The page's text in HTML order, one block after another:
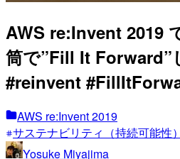
AWS re:Invent 2019
筒で”Fill It Forward”
#reinvent
AWS re:Invent 2019
サステナビリティ（持続可能性）
Yosuke Miyajima